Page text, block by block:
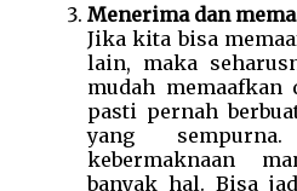
Menerima dan
Jika kita bisa
lain, maka
mudah
pasti pernah
yang
kebermaknaan
banyak hal. Bisa